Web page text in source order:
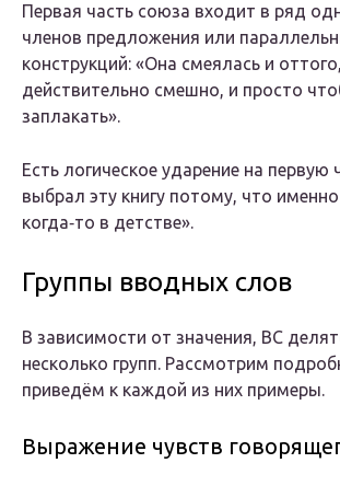
Первая часть союза входит в ряд
членов предложения или
конструкций: «Она смеялась и
действительно смешно, и просто
заплакать».
Есть логическое ударение на первую
выбрал эту книгу потому, что
когда‑то в детстве».
Группы вводных слов
В зависимости от значения, ВС
несколько групп. Рассмотрим
приведём к каждой из них примеры.
Выражение чувств